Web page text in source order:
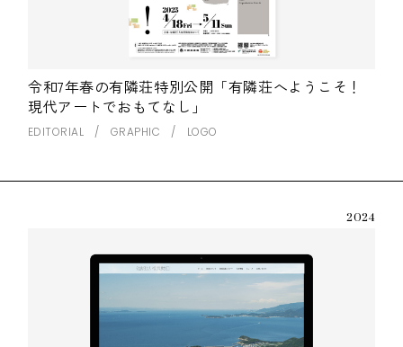
令和7年春の有隣荘特別公開「有隣荘へようこそ！
現代アートでおもてなし」
EDITORIAL GRAPHIC LOGO
2024